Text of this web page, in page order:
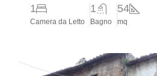
1
Camera da Letto
1
Bagno
54
mq